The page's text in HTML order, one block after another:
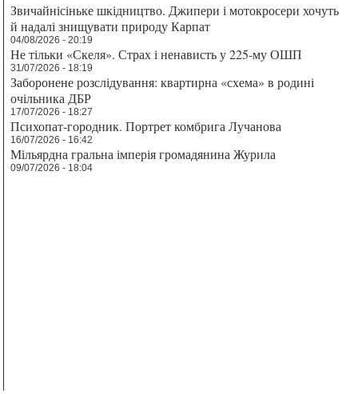
Звичайнісіньке шкідництво. Джипери і мотокросери хочуть
й надалі знищувати природу Карпат
04/08/2026 - 20:19
Не тільки «Скеля». Страх і ненависть у 225-му ОШП
31/07/2026 - 18:19
Заборонене розслідування: квартирна «схема» в родині
очільника ДБР
17/07/2026 - 18:27
Психопат-городник. Портрет комбрига Лучанова
16/07/2026 - 16:42
Мільярдна гральна імперія громадянина Журила
09/07/2026 - 18:04